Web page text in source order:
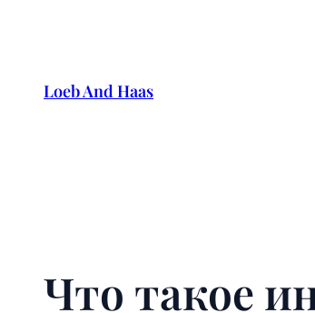
Loeb And Haas
Что такое